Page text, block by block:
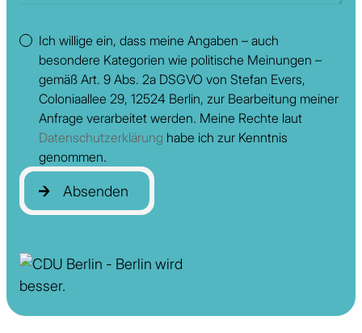
Ich willige ein, dass meine Angaben – auch
besondere Kategorien wie politische Meinungen –
gemäß Art. 9 Abs. 2a DSGVO von Stefan Evers,
Coloniaallee 29, 12524 Berlin, zur Bearbeitung meiner
Anfrage verarbeitet werden. Meine Rechte laut
Datenschutzerklärung habe ich zur Kenntnis
genommen.
Absenden
Absenden